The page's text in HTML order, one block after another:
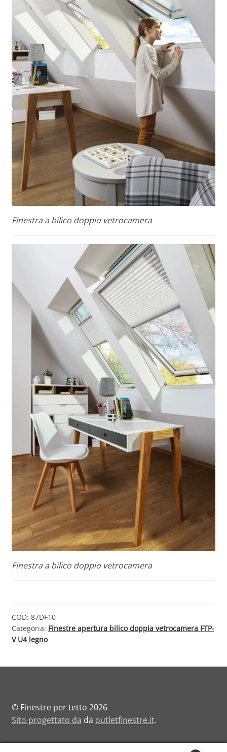
Finestra a bilico doppio vetrocamera
Finestra a bilico doppio vetrocamera
COD: 87DF10
Categoria: Finestre apertura bilico doppia vetrocamera FTP-
V U4 legno
© Finestre per tetto 2026
Sito progettato da da outletfinestre.it.